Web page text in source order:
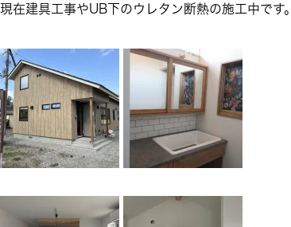
現在建具工事やUB下のウレタン断熱の施工中です。